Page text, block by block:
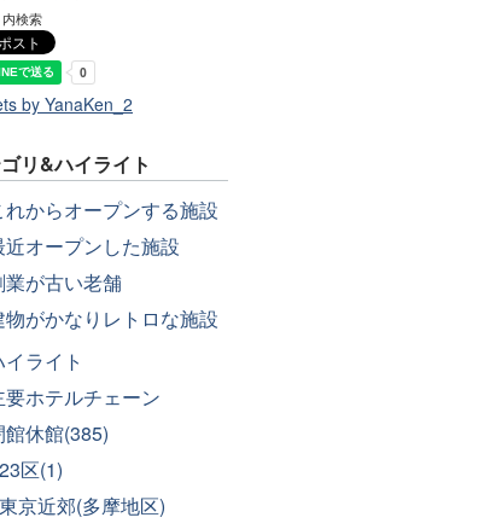
検索
by YanaKen_2
リ&ハイライト
れからオープンする施設
近オープンした施設
業が古い老舗
物がかなりレトロな施設
イライト
要ホテルチェーン
館休館(385)
区(1)
京近郊(多摩地区)